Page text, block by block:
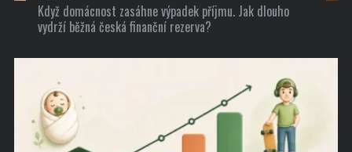
Když domácnost zasáhne výpadek příjmu. Jak dlouho
vydrží běžná česká finanční rezerva?